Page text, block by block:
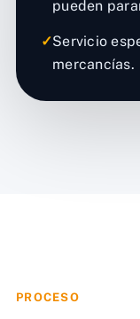
pueden
✓Servicio
mercancías.
PROCESO